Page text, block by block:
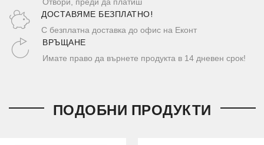
ДОСТАВЯМЕ БЕЗПЛАТНО!
С безплатна доставка до офис на Еконт
ВРЪЩАНЕ
Имате право да върнете продукта в 14 дневен срок!
ПОДОБНИ ПРОДУКТИ